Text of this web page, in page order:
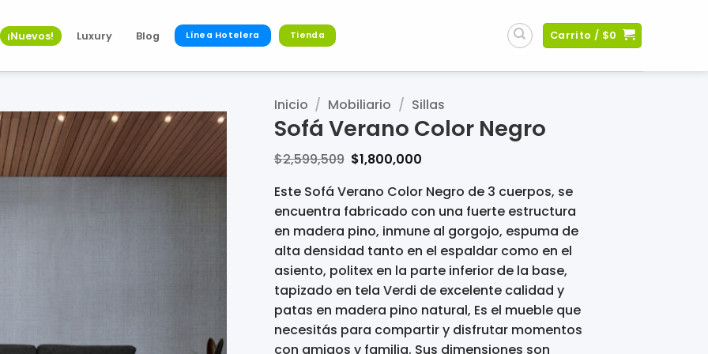
¡Nuevos! Luxury Blog Línea Hotelera Tienda Carrito / $0
Inicio / Mobiliario / Sillas
Sofá Verano Color Negro
$2,599,509 El
precio
original
era:
$2,599,509.
$1,800,000
actual
es:
$1,800,000.
Este Sofá Verano Color Negro de 3 cuerpos, se
encuentra fabricado con una fuerte estructura
en madera pino, inmune al gorgojo, espuma de
alta densidad tanto en el espaldar como en el
asiento, politex en la parte inferior de la base,
tapizado en tela Verdi de excelente calidad y
patas en madera pino natural, Es el mueble que
necesitás para compartir y disfrutar momentos
con amigos y familia. Sus dimensiones son